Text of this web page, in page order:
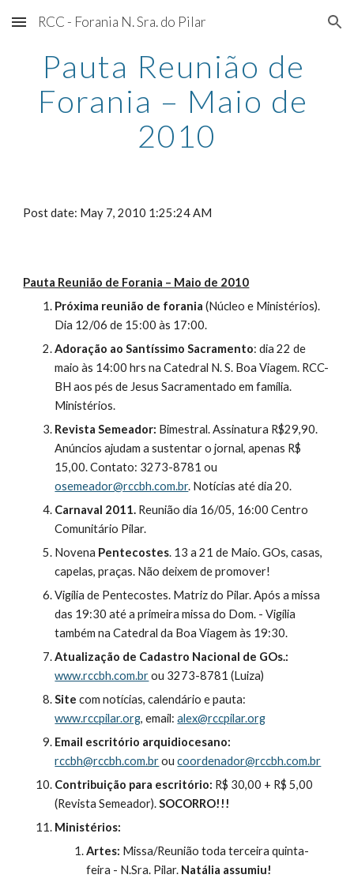
Skip to main content Skip to navigation
RCC - Forania N. Sra. do Pilar
Pauta Reunião de
Forania – Maio de
2010
Post date: May 7, 2010 1:25:24 AM
Pauta Reunião de Forania – Maio de 2010
Próxima reunião de forania (Núcleo e Ministérios).
Dia 12/06 de 15:00 às 17:00.
Adoração ao Santíssimo Sacramento: dia 22 de
maio às 14:00 hrs na Catedral N. S. Boa Viagem. RCC-
BH aos pés de Jesus Sacramentado em família.
Ministérios.
Revista Semeador: Bimestral. Assinatura R$29,90.
Anúncios ajudam a sustentar o jornal, apenas R$
osemeador@rccbh.com.br. Notícias até dia 20.
Carnaval 2011. Reunião dia 16/05, 16:00 Centro
Comunitário Pilar.
Novena Pentecostes. 13 a 21 de Maio. GOs, casas,
capelas, praças. Não deixem de promover!
Vigília de Pentecostes. Matriz do Pilar. Após a missa
das 19:30 até a primeira missa do Dom. - Vigília
também na Catedral da Boa Viagem às 19:30.
www.rccbh.com.br ou 3273-8781 (Luiza)
Site
www.rccpilar.org, email: alex@rccpilar.org
Email escritório arquidiocesano:
rccbh@rccbh.com.br ou coordenador@rccbh.com.br
Contribuição para escritório: R$ 30,00 + R$ 5,00
(Revista Semeador). SOCORRO!!!
Ministérios:
Artes: Missa/Reunião toda terceira quinta-
feira - N.Sra. Pilar. Natália assumiu!